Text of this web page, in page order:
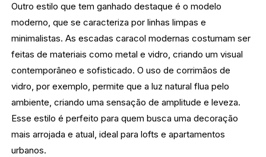
Outro estilo que tem ganhado destaque é o modelo
moderno, que se caracteriza por linhas limpas e
minimalistas. As escadas caracol modernas costumam ser
feitas de materiais como metal e vidro, criando um visual
contemporâneo e sofisticado. O uso de corrimãos de
vidro, por exemplo, permite que a luz natural flua pelo
ambiente, criando uma sensação de amplitude e leveza.
Esse estilo é perfeito para quem busca uma decoração
mais arrojada e atual, ideal para lofts e apartamentos
urbanos.